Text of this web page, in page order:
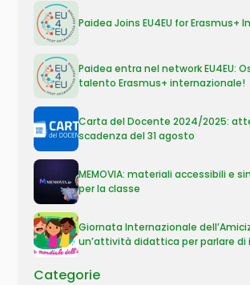
Paidea Joins EU4EU for Erasmus+
Paidea entra nel network EU4EU:
talento Erasmus+ internazionale!
Carta del Docente 2024/2025:
scadenza del 31 agosto
MEMOVIA: materiali accessibili e
per la classe
Giornata Internazionale
un’attività didattica per parlare di
Categorie